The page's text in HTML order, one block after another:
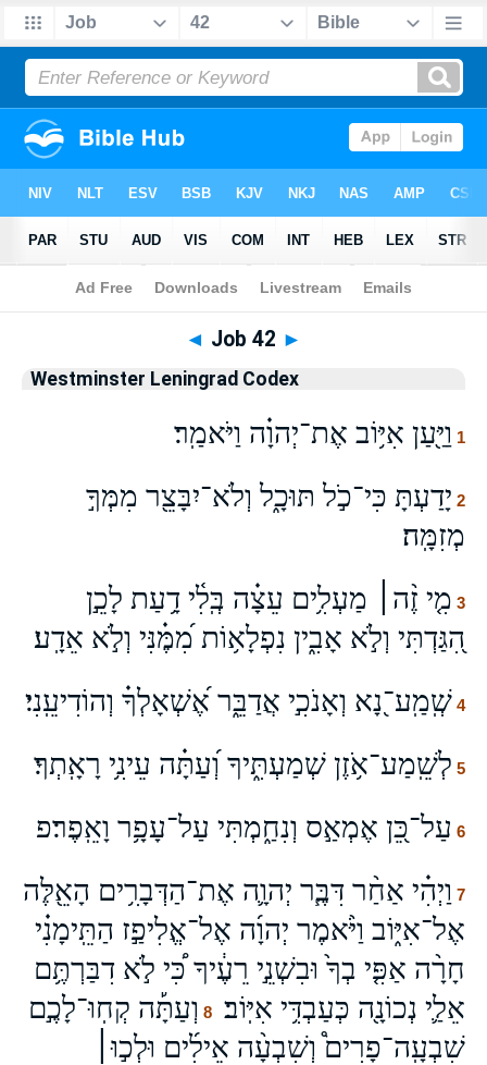
Bible>WLC> Job 42
◄ Job 42 ►
Westminster Leningrad Codex
1 וַיַּ֖עַן אִיּ֥וֹב אֶת־יְהוָ֗ה וַיֹּאמַֽר׃
2 יָדַעְתָּ כִּי־כֹ֣ל תּוּכָ֑ל וְלֹא־יִבָּצֵ֖ר מִמְּךָ֣
מְזִמָּֽה׃
3 מִ֤י זֶ֨ה׀ מַעְלִ֥ים עֵצָ֗ה בְּֽלִ֫י דָ֥עַת לָכֵ֣ן
הִ֭גַּדְתִּי וְלֹ֣א אָבִ֑ין נִפְלָא֥וֹת מִ֝מֶּ֗נִּי וְלֹ֣א אֵדָֽע׃
4 שְֽׁמַֽע־נָ֭א וְאָנֹכִ֣י אֲדַבֵּ֑ר אֶ֝שְׁאָלְךָ֗ וְהוֹדִיעֵֽנִי׃
5 לְשֵֽׁמַע־אֹ֥זֶן שְׁמַעְתִּ֑יךָ וְ֝עַתָּ֗ה עֵינִ֥י רָאָֽתְךָ׃
6 עַל־כֵּ֭ן אֶמְאַ֣ס וְנִחַ֑מְתִּי עַל־עָפָ֥ר וָאֵֽפֶר׃פ
7 וַיְהִ֗י אַחַ֨ר דִּבֶּ֧ר יְהוָ֛ה אֶת־הַדְּבָרִ֥ים הָאֵ֖לֶּה
אֶל־אִיּ֑וֹב וַיֹּ֨אמֶר יְהוָ֜ה אֶל־אֱלִיפַ֣ז הַתֵּֽימָנִ֗י
חָרָ֨ה אַפִּ֤י בְךָ֙ וּבִשְׁנֵ֣י רֵעֶ֔יךָ כִּ֠י לֹ֣א דִבַּרְתֶּ֥ם
אֵלַ֛י נְכוֹנָ֖ה כְּעַבְדִּ֥י אִיּֽוֹב׃
8 וְעַתָּ֡ה קְחֽוּ־לָכֶ֣ם
שִׁבְעָֽה־פָרִים֩ וְשִׁבְעָ֨ה אֵילִ֜ים וּלְכ֣וּ׀